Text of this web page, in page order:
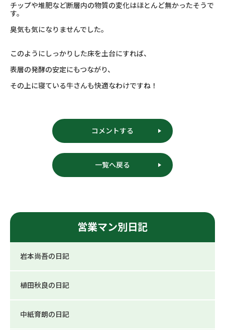
チップや堆肥など断層内の物質の変化はほとんど無かったそうで
す。
臭気も気になりませんでした。
このようにしっかりした床を土台にすれば、
表層の発酵の安定にもつながり、
その上に寝ている牛さんも快適なわけですね！
コメントする
一覧へ戻る
営業マン別日記
岩本尚吾の日記
植田秋良の日記
中紙育朗の日記